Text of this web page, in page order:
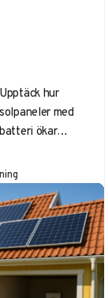
bidrag och
lönsamhet – perfekt
för att planera din
Upptäck hur
solpaneler med
batteri ökar
till 70–80 % i
Sverige. Priser från
100 000 kr efter
avdrag, ROI på 7–10
år. Fördelar för villa
och fritidshus,
installation och